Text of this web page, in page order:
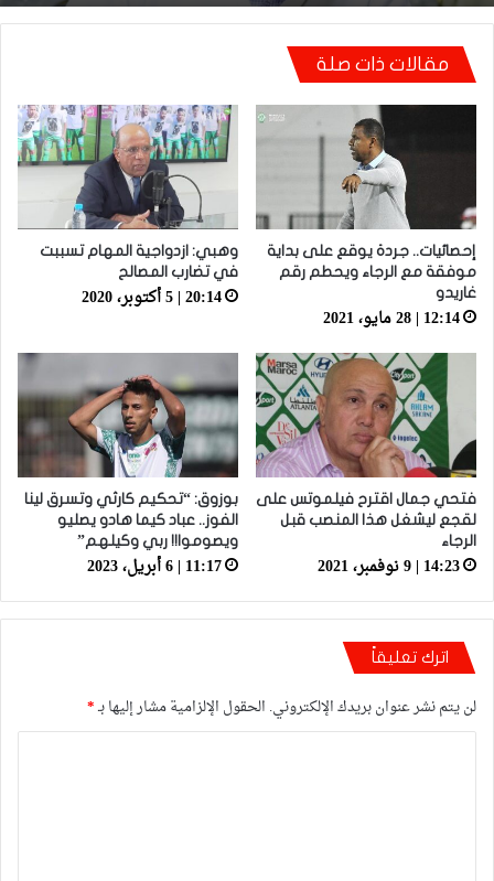
أيت منا: “كاع لي كانو كيساعدو الوداد عيط ليهم
مقالات ذات صلة
إحصائيات.. جردة يوقع على بداية
موفقة مع الرجاء ويحطم رقم
غاريدو
12:14 | 28 مايو، 2021
وهبي: ازدواجية المهام تسببت
في تضارب المصالح
20:14 | 5 أكتوبر، 2020
فتحي جمال اقترح فيلموتس على
لقجع ليشغل هذا المنصب قبل
الرجاء
14:23 | 9 نوفمبر، 2021
بوزوق: “تحكيم كارثي وتسرق لينا
الفوز.. عباد كيما هادو يصليو
ويصوموا!! ربي وكيلهم”
11:17 | 6 أبريل، 2023
اترك تعليقاً
لن يتم نشر عنوان بريدك الإلكتروني. الحقول الإلزامية مشار إليها بـ*